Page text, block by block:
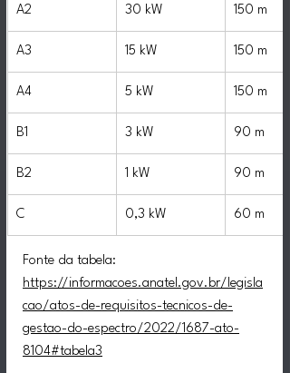
A2 30 kW 150 m
A3 15 kW 150 m
A4 5 kW 150 m
B1 3 kW 90 m
B2 1 kW 90 m
C 0,3 kW 60 m
Fonte da tabela:
https://informacoes.anatel.gov.br/legisla
cao/atos-de-requisitos-tecnicos-de-
gestao-do-espectro/2022/1687-ato-
8104#tabela3